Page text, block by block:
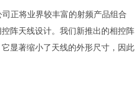
正将业界较丰富的射频产品组合
阵天线设计。我们新推出的相控阵
显著缩小了天线的外形尺寸，因此